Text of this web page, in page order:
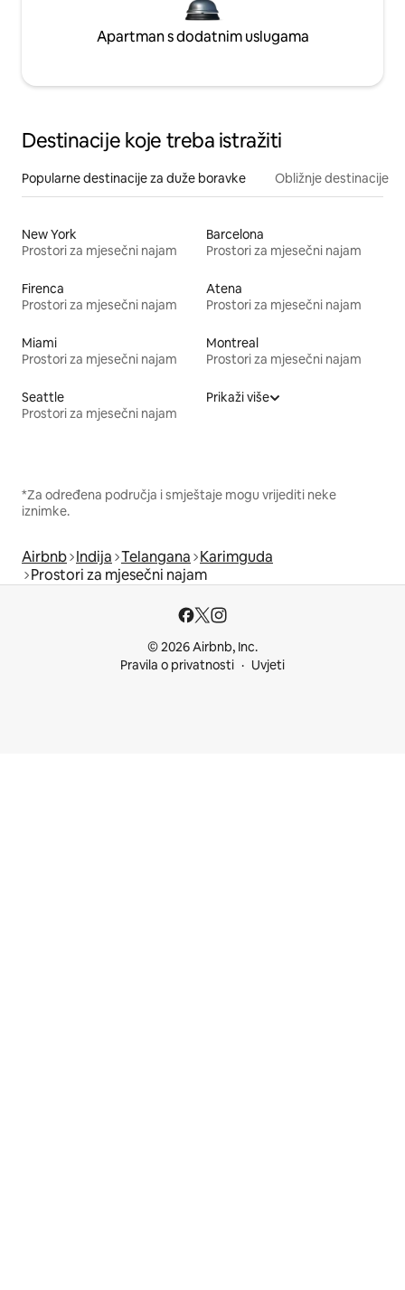
Apartman s dodatnim uslugama
Destinacije koje treba istražiti
Popularne destinacije za duže boravke Obližnje destinacije
New York
Prostori za mjesečni najam
Barcelona
Prostori za mjesečni najam
Firenca
Prostori za mjesečni najam
Atena
Prostori za mjesečni najam
Miami
Prostori za mjesečni najam
Montreal
Prostori za mjesečni najam
Seattle
Prostori za mjesečni najam
Prikaži više
*Za određena područja i smještaje mogu vrijediti neke
iznimke.
Airbnb Indija Telangana Karimguda
Prostori za mjesečni najam
© 2026 Airbnb, Inc.
Pravila o privatnosti
Uvjeti